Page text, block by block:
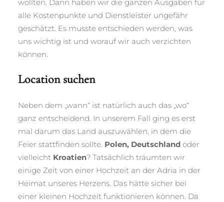
wollten. Dann haben wir die ganzen Ausgaben für
alle Kostenpunkte und Dienstleister ungefähr
geschätzt. Es musste entschieden werden, was
uns wichtig ist und worauf wir auch verzichten
können.
Location suchen
Neben dem „wann“ ist natürlich auch das „wo“
ganz entscheidend. In unserem Fall ging es erst
mal darum das Land auszuwählen, in dem die
Feier stattfinden sollte. Polen, Deutschland oder
vielleicht Kroatien? Tatsächlich träumten wir
einige Zeit von einer Hochzeit an der Adria in der
Heimat unseres Herzens. Das hätte sicher bei
einer kleinen Hochzeit funktionieren können. Da